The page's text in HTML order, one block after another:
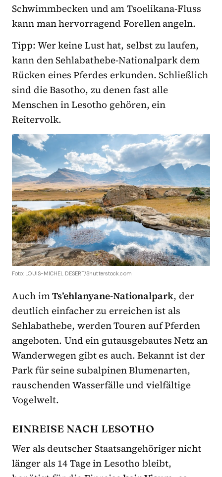
Schwimmbecken und am Tsoelikana-Fluss
kann man hervorragend Forellen angeln.
Tipp: Wer keine Lust hat, selbst zu laufen,
kann den Sehlabathebe-Nationalpark dem
Rücken eines Pferdes erkunden. Schließlich
sind die Basotho, zu denen fast alle
Menschen in Lesotho gehören, ein
Reitervolk.
Foto: LOUIS-MICHEL DESERT/Shutterstock.com
Auch imTs’ehlanyane-Nationalpark, der
deutlich einfacher zu erreichen ist als
Sehlabathebe, werden Touren auf Pferden
angeboten. Und ein gutausgebautes Netz an
Wanderwegen gibt es auch. Bekannt ist der
Park für seine subalpinen Blumenarten,
rauschenden Wasserfälle und vielfältige
Vogelwelt.
EINREISE NACH LESOTHO
Wer als deutscher Staatsangehöriger nicht
länger als 14 Tage in Lesotho bleibt,